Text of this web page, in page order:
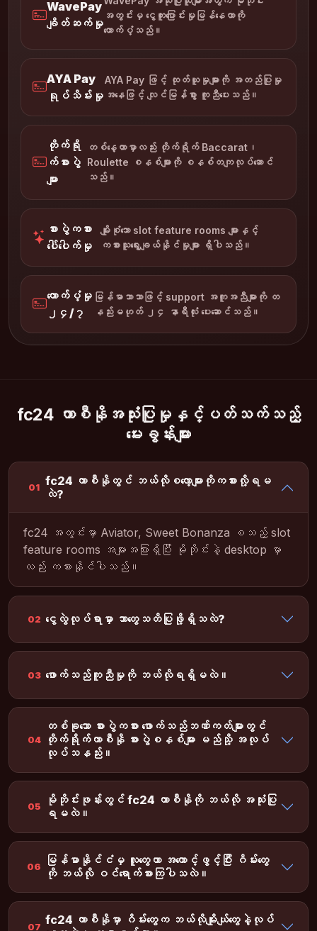
WavePay
ချိတ်ဆက်မှု
အတွင်းမှ ငွေကူးပြောင်းမှုမြန်နေတာကို
ထောက်ပံ့သည်။
AYA Pay
ရုပ်သိမ်းမှု
AYA Pay ဖြင့် ထုတ်ယူမှုများကို အတည်ပြုမှု
အနေဖြင့် လျင်မြန်စွာ ကူညီပေးသည်။
တိုက်ရို
က်စားပွဲ
များ
တစ်နေ့တာမှာလည်း တိုက်ရိုက် Baccarat၊
Roulette စနစ်များကို စနစ်တကျလုပ်ဆောင်
သည်။
စားပွဲကစား
ပေါ်ပေါက်မှု
မျိုးစုံသော slot feature rooms များနှင့်
ကစားသူရွေးချယ်နိုင်မှုများ ရှိပါသည်။
ထောက်ပံ့မှု
၂၄/၇
မြန်မာဘာသာဖြင့် support အကူအညီများကို တ
နည်းမဟုတ် ၂၄ နာရီလုံး ပေးဆောင်သည်။
fc24 ကာစီနိုအသုံးပြုမှုနှင့်ပတ်သက်သည့်
မေးခွန်းများ
01 fc24 ကာစီနိုတွင် ဘယ်လိုစလော့များကိုကစားလို့ရမ
လဲ?
fc24 အတွင်းမှာ Aviator, Sweet Bonanza စသည့် slot
feature rooms အများအပြားရှိပြီး မိုဘိုင်းနဲ့ desktop မှာ
လည်း ကစားနိုင်ပါသည်။
02 ငွေလွဲလုပ်ရာမှာ ဘာတွေသတိပြုဖို့ရှိသလဲ?
03 ဖောက်သည်ကူညီမှုကို ဘယ်လိုရရှိမလဲ။
04
တစ်ခုသော စားပွဲကစား ဖောက်သည်ဘဏ်ကတ်များတွင်
တိုက်ရိုက်ကာစီနို စားပွဲစနစ်များ မည်သို့ အလုပ်
လုပ်သနည်း။
05
မိုဘိုင်းဖုန်းတွင် fc24 ကာစီနိုကို ဘယ်လို အသုံးပြု
ရမလဲ။
06
မြန်မာနိုင်ငံမှ လူတွေဟာ အကောင့်ဖွင့်ပြီး ဂိမ်းတွေ
ကို ဘယ်လို ဝင်ရောက်စားကြပါသလဲ။
07 fc24 ကာစီနိုမှာ ဂိမ်းတွေက ဘယ်လိုမျိုးယျ်တွေနဲ့လုပ်